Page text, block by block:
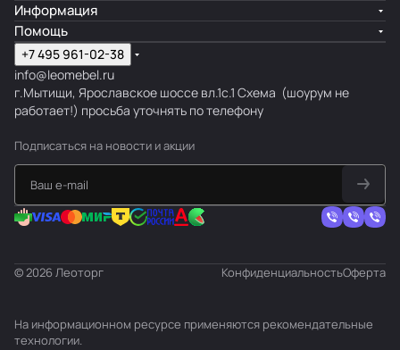
Информация
Помощь
+7 495 961-02-38
info@leomebel.ru
г.Мытищи, Ярославское шоссе вл.1с.1 Схема (шоурум не
работает!) просьба уточнять по телефону
Подписаться на новости и акции
© 2026 Леоторг КонфиденциальностьОферта
На информационном ресурсе применяются рекомендательные
технологии.